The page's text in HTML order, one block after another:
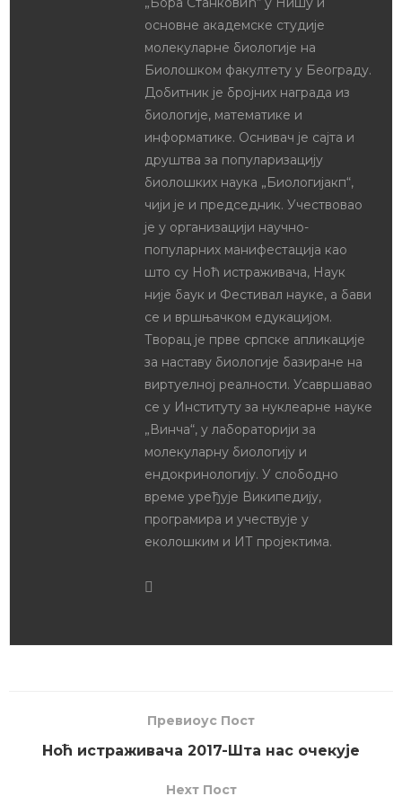
svakodnevna praksa
биљку
14th децембар 2018
In "Представите
се"
Драган Јовчев
Драган Јовчев је дипломирани
биолог. Завршио је Гимназију
„Бора Станковић“ у Нишу и
основне академске студије
молекуларне биологије на
Биолошком факултету у Београду.
биологије, математике и
популарних манифестација као
што су Ноћ истраживача, Наук
се и вршњачком едукацијом.